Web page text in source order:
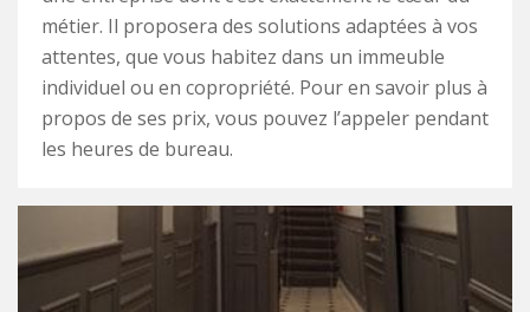
métier. Il proposera des solutions adaptées à vos
attentes, que vous habitez dans un immeuble
individuel ou en copropriété. Pour en savoir plus à
propos de ses prix, vous pouvez l’appeler pendant
les heures de bureau.